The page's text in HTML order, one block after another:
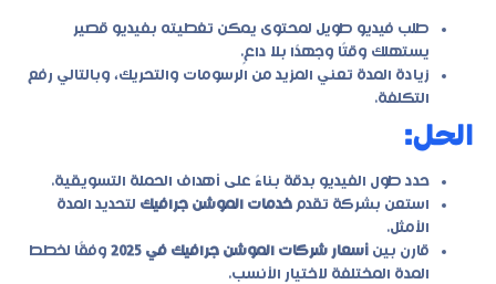
طلب فيديو طويل لمحتوى يمكن تغطيته بفيديو قصير
يستهلك وقتًا وجهدًا بلا داعٍ.
زيادة المدة تعني المزيد من الرسومات والتحريك، وبالتالي رفع
التكلفة.
الحل:
حدد طول الفيديو بدقة بناءً على أهداف الحملة التسويقية.
استعن بشركة تقدم خدمات الموشن جرافيك لتحديد المدة
الأمثل.
قارن بين أسعار شركات الموشن جرافيك في 2025
وفقًا لخطط
المدة المختلفة لاختيار الأنسب.